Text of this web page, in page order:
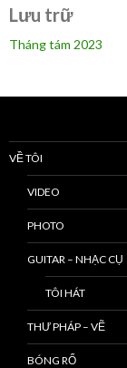
Lưu trữ
Tháng tám 2023
VỀ TÔI
VIDEO
PHOTO
GUITAR – NHẠC CỤ
TÔI HÁT
THƯ PHÁP – VẼ
BÓNG RỔ